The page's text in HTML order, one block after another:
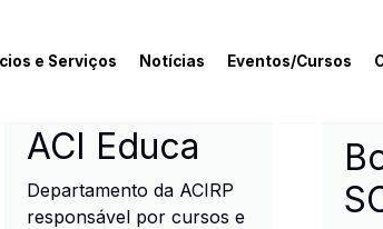
e Serviços Notícias Eventos/Cursos
e
ACI Educa
Departamento da ACIRP
responsável por cursos e